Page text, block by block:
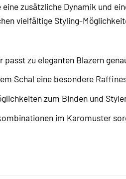
zusätzliche Dynamik und
vielfältige Styling-
passt zu eleganten Blazern
Schal eine besondere
zum Binden und
im Karomuster